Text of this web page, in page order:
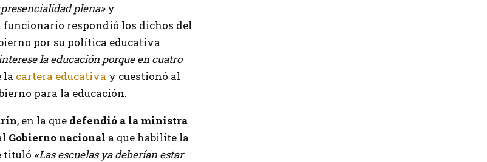
plena»y
funcionario respondió los dichos del
por su política educativa
la educación porque en cuatro
la cartera educativa y cuestionó al
para la educación.
, en la que defendió a la ministra
Gobierno nacional a que habilite la
tituló «Las escuelas ya deberían estar